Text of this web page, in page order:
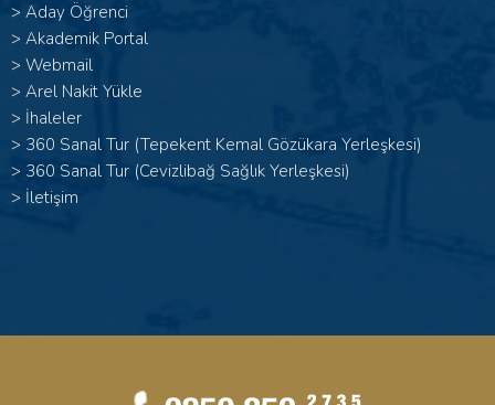
> Aday Öğrenci
> Akademik Portal
> Webmail
> Arel Nakit Yükle
> İhaleler
> 360 Sanal Tur (Tepekent Kemal Gözükara Yerleşkesi)
> 360 Sanal Tur (Cevizlibağ Sağlık Yerleşkesi)
> İletişim